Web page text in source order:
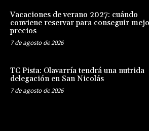
Vacaciones de verano 2027: cuándo
conviene reservar para conseguir
precios
7 de agosto de 2026
TC Pista: Olavarría tendrá una nutrida
delegación en San Nicolás
7 de agosto de 2026